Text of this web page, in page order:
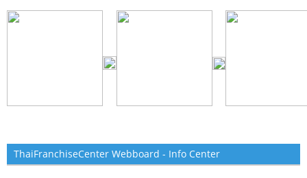
ThaiFranchiseCenter Webboard - Info Center